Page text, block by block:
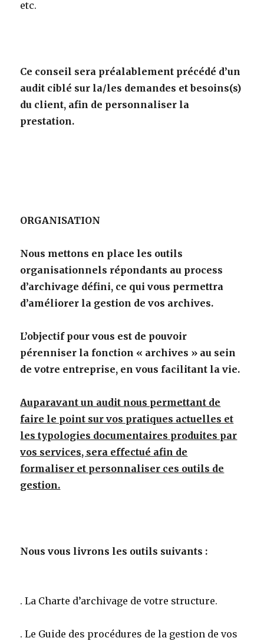
etc.
Ce conseil sera préalablement précédé d’un
audit ciblé sur la/les demandes et besoins(s)
du client, afin de personnaliser la
prestation.
ORGANISATION
Nous mettons en place les outils
organisationnels répondants au process
d’archivage défini, ce qui vous permettra
d’améliorer la gestion de vos archives.
L’objectif pour vous est de pouvoir
pérenniser la fonction « archives » au sein
de votre entreprise, en vous facilitant la vie.
Auparavant un audit nous permettant de
faire le point sur vos pratiques actuelles et
les typologies documentaires produites par
vos services, sera effectué afin de
formaliser et personnaliser ces outils de
gestion.
Nous vous livrons les outils suivants :
. La Charte d’archivage de votre structure.
. Le Guide des procédures de la gestion de vos